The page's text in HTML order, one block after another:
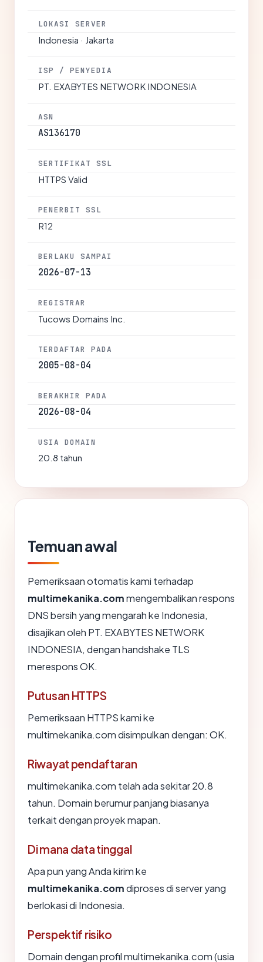
LOKASI SERVER
Indonesia · Jakarta
ISP / PENYEDIA
PT. EXABYTES NETWORK INDONESIA
ASN
AS136170
SERTIFIKAT SSL
HTTPS Valid
PENERBIT SSL
R12
BERLAKU SAMPAI
2026-07-13
REGISTRAR
Tucows Domains Inc.
TERDAFTAR PADA
2005-08-04
BERAKHIR PADA
2026-08-04
USIA DOMAIN
20.8 tahun
Temuan awal
Pemeriksaan otomatis kami terhadap
multimekanika.commengembalikan respons
DNS bersih yang mengarah ke Indonesia,
disajikan oleh PT. EXABYTES NETWORK
INDONESIA, dengan handshake TLS
merespons OK.
Putusan HTTPS
Pemeriksaan HTTPS kami ke
multimekanika.com disimpulkan dengan: OK.
Riwayat pendaftaran
multimekanika.com telah ada sekitar 20.8
tahun. Domain berumur panjang biasanya
terkait dengan proyek mapan.
Di mana data tinggal
Apa pun yang Anda kirim ke
multimekanika.comdiproses di server yang
berlokasi di Indonesia.
Perspektif risiko
Domain dengan profil multimekanika.com (usia